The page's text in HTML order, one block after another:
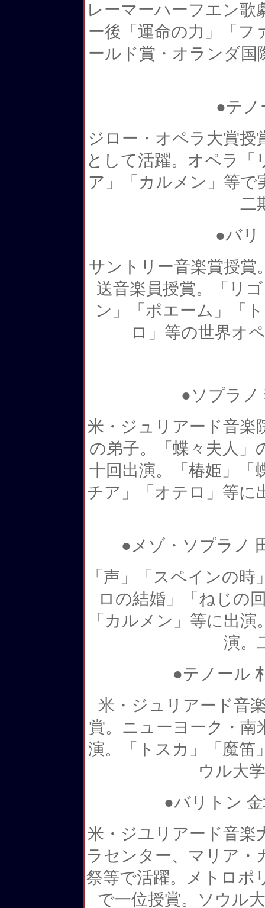
レーマーハーフエン歌
ー後「運命の力」「フ
ールド賞・オランダ国
●テノ
ジロー・オペラ大賞授
として活躍。オペラ「
ア」「カルメン」等で
二
●バリ
サントリー音楽賞授賞
送音楽員授賞。「リ
ン」「ポエーム」「
ロ」等の世界オ
●ソプラノ
米・ジュリアード音楽
の弟子。「蝶々夫人」
十回出演。「椿姫」「
チア」「オテロ」等に
●メゾ・ソプラノ
「声」「スペインの
ロの結婚」「ねじの
「カルメン」等に出
演。
●テノール
米・ジュリアード音
賞。ニューヨーク・南
演。「トスカ」「魔笛
ウル大
●バリトン
米・ジユリアード音楽
ラセンター、マリア・
祭等で活躍。メトロポ
で一位授賞。ソウル